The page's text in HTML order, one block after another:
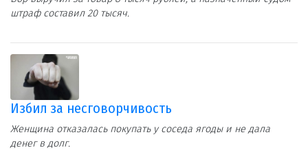
штраф составил 20 тысяч.
Избил за несговорчивость
Женщина отказалась покупать у соседа ягоды и не дала
денег в долг.